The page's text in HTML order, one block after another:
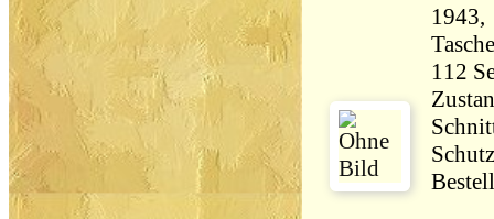
1943,